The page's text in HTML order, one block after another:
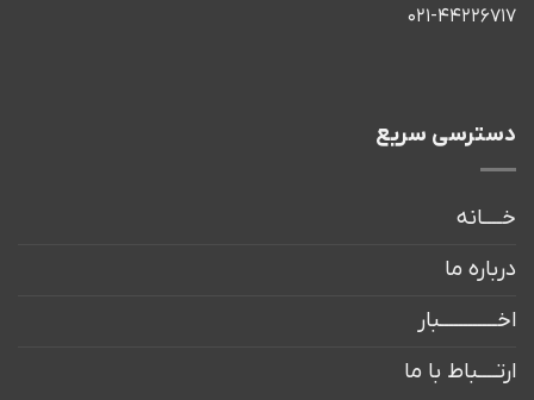
021-44226717
دسترسی سریع
خــــانه
درباره ما
اخــــــــــــبار
ارتــــباط با ما